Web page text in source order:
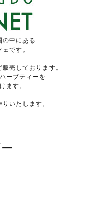
中にある
です。
売しております。
ーブティーを
ます。
いたします。